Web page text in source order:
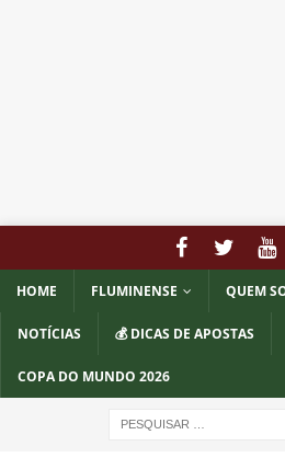
HOME FLUMINENSE QUEM
NOTÍCIAS 💰 DICAS DE APOSTAS
COPA DO MUNDO 2026